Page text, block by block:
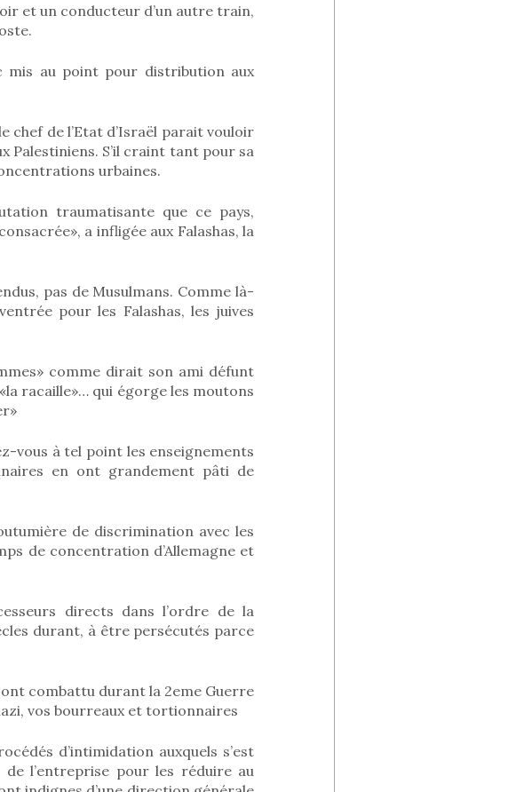
et un conducteur d’un autre train,
mis au point pour distribution aux
chef de l’Etat d’Israël parait vouloir
Palestiniens. S’il craint tant pour sa
urbaines.
traumatisante que ce pays,
a infligée aux Falashas, la
pas de Musulmans. Comme là-
pour les Falashas, les juives
comme dirait son ami défunt
racaille»… qui égorge les moutons
vous à tel point les enseignements
en ont grandement pâti de
de discrimination avec les
de concentration d’Allemagne et
directs dans l’ordre de la
durant, à être persécutés parce
combattu durant la 2eme Guerre
vos bourreaux et tortionnaires
d’intimidation auxquels s’est
l’entreprise pour les réduire au